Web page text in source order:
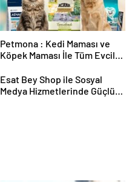
Petmona : Kedi Maması ve
Köpek Maması İle Tüm Evcil
Esat Bey Shop ile Sosyal
Medya Hizmetlerinde Güçlü